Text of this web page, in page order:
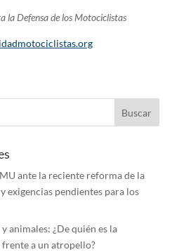
la Defensa de los Motociclistas
ante la reciente reforma de la
exigencias pendientes para los
animales: ¿De quién es la
a un atropello?